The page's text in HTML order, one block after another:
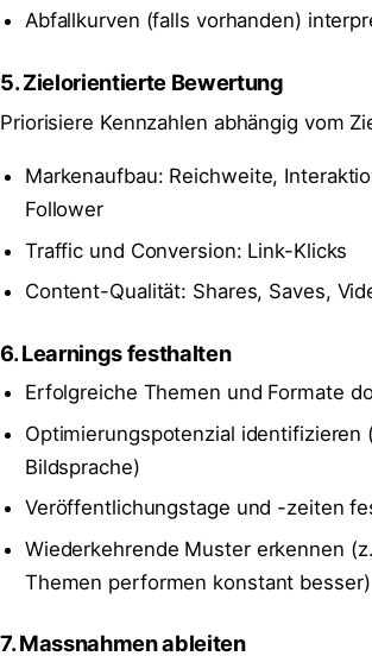
Abfallkurven (falls vorhanden)
5. Zielorientierte Bewertung
Priorisiere Kennzahlen abhängig vom
Markenaufbau: Reichweite,
Follower
Traffic und Conversion: Link-Klicks
Content-Qualität: Shares, Saves,
6. Learnings festhalten
Erfolgreiche Themen und Formate
Optimierungspotenzial identifizieren
Bildsprache)
Veröffentlichungstage und -zeiten
Wiederkehrende Muster erkennen
Themen performen konstant besser)
7. Massnahmen ableiten